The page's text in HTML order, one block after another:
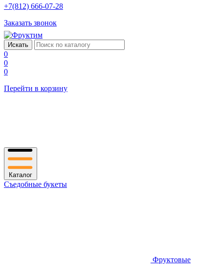
+7(812) 666-07-28
Заказать звонок
0
0
0
Перейти в корзину
Каталог
Съедобные букеты
Фруктовые